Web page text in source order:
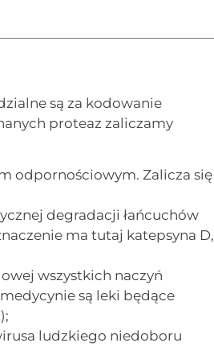
są za kodowanie
proteaz zaliczamy
odpornościowym. Zalicza się
degradacji łańcuchów
ma tutaj katepsyna D,
wszystkich naczyń
są leki będące
ludzkiego niedoboru